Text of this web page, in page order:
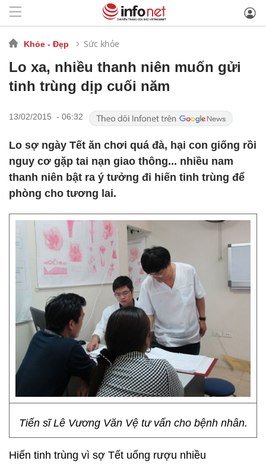
Khỏe - Đẹp Sức khỏe
Lo xa, nhiều thanh niên muốn gửi
tinh trùng dịp cuối năm
13/02/2015 - 06:32
Lo sợ ngày Tết ăn chơi quá đà, hại con giống rồi
nguy cơ gặp tai nạn giao thông... nhiều nam
thanh niên bật ra ý tưởng đi hiến tinh trùng để
phòng cho tương lai.
Tiến sĩ Lê Vương Văn Vệ tư vấn cho bệnh nhân.
Hiến tinh trùng vì sợ Tết uống rượu nhiều